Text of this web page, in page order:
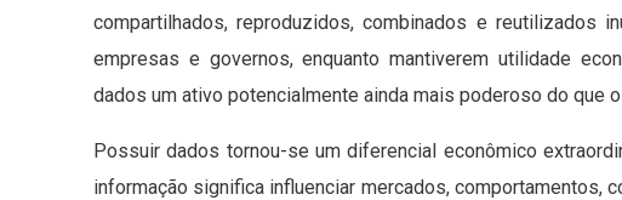
compartilhados, reproduzidos, combinados e reutilizados
empresas e governos, enquanto mantiverem utilidade
dados um ativo potencialmente ainda mais poderoso do que
Possuir dados tornou-se um diferencial econômico
informação significa influenciar mercados, comportamentos,